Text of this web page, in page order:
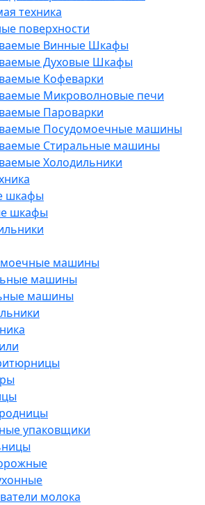
техника
поверхности
Винные Шкафы
Духовые Шкафы
Кофеварки
Микроволновые печи
Пароварки
Посудомоечные машины
Стиральные машины
Холодильники
шкафы
шкафы
машины
машины
машины
упаковщики
молока